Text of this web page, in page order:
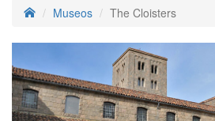
Museos The Cloisters